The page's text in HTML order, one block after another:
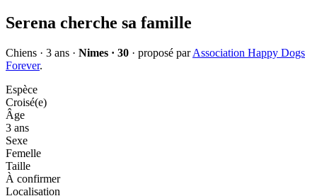
Serena cherche sa famille
Chiens · 3 ans · Nimes · 30 · proposé par Association Happy Dogs
Forever.
Espèce
Croisé(e)
Âge
3 ans
Sexe
Femelle
Taille
À confirmer
Localisation